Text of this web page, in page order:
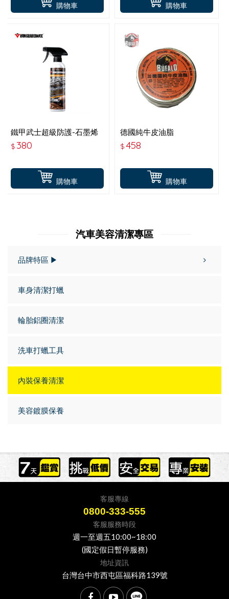
購物車 購物車
購物車
鐵甲武士超級防護-石墨烯
內飾皮革護膜劑-473ML
$ 380
購物車
德國純牛皮油脂
$458
汽車美容清潔專區
品牌特區 ▶
車身清潔打蠟
輪胎鋁圈清潔
洗車打蠟工具
內裝保養清潔
美容鍍膜保養
客服專線
0800-333-555
客服服務時段
週一至週五10:00~18:00
(國定假日暫停服務)
地址資訊
台灣台中市西屯區福科路139號